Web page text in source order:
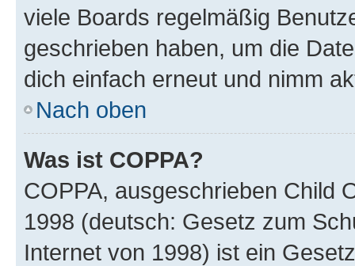
viele Boards regelmäßig
geschrieben haben, um die
dich einfach erneut und nimm
Nach oben
Was ist COPPA?
COPPA, ausgeschrieben Child
1998 (deutsch: Gesetz zum
Internet von 1998) ist ein